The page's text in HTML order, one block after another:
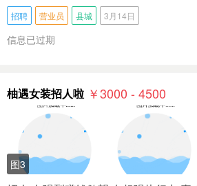
招聘 营业员 县城 3月14日
信息已过期
柚遇女装招人啦 ￥3000 - 4500
图3